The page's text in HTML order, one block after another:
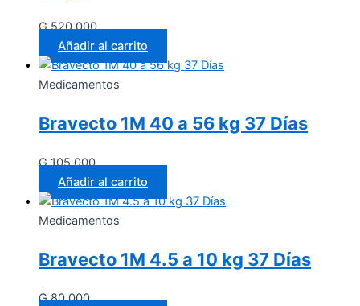
₲520.000
Añadir al carrito
Medicamentos
Bravecto 1M 40 a 56 kg 37 Días
₲105.000
Añadir al carrito
Medicamentos
Bravecto 1M 4.5 a 10 kg 37 Días
₲80.000